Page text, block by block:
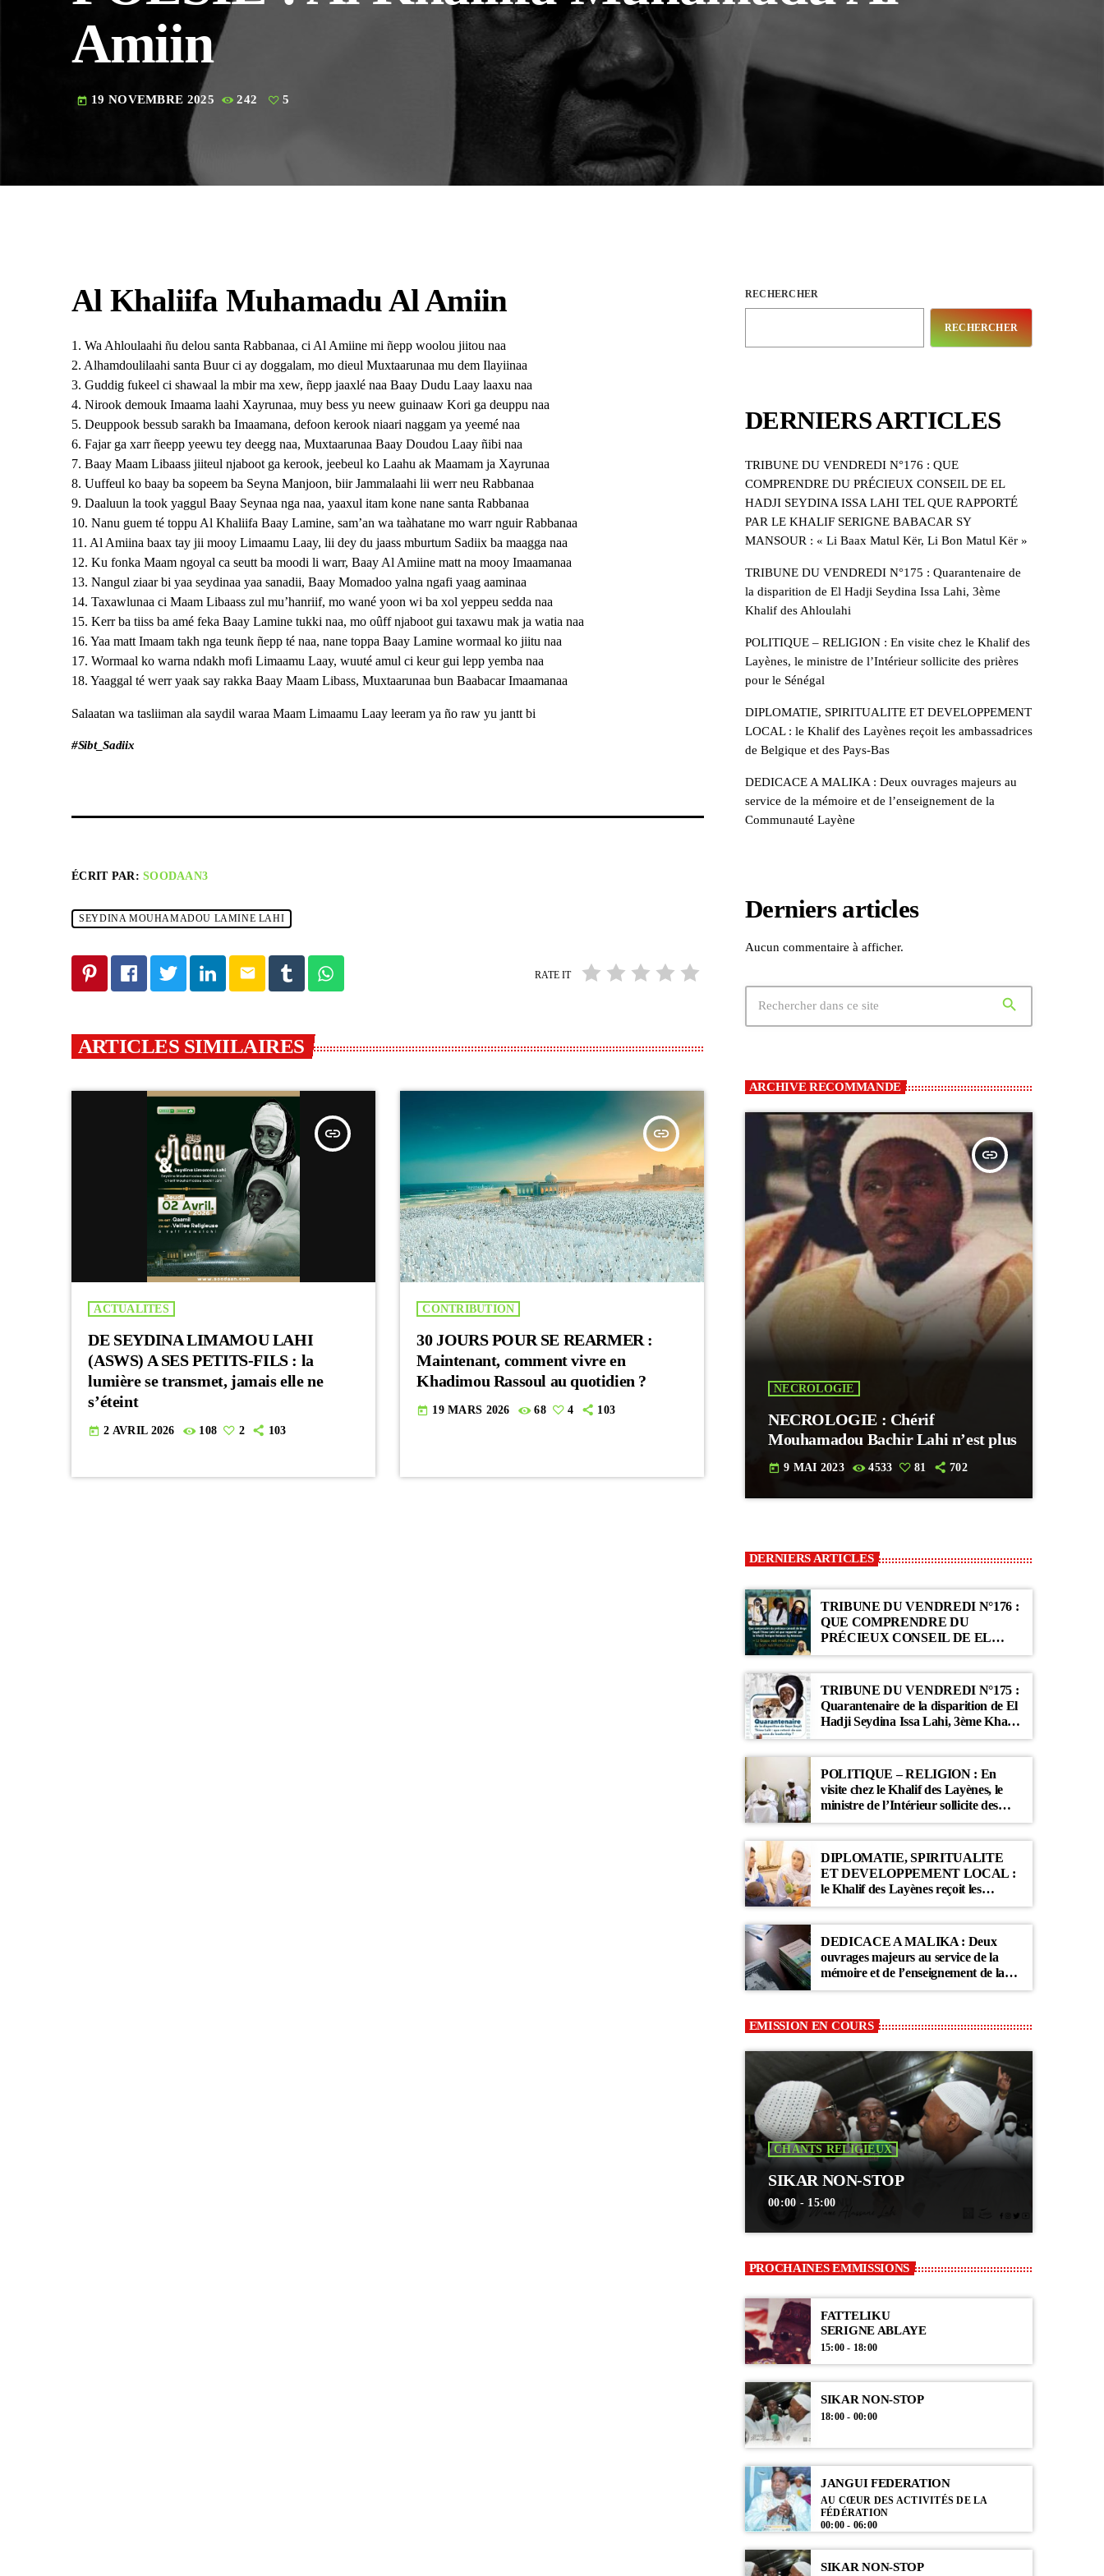
Amiin
today 19 NOVEMBRE 2025 242 5
Al Khaliifa Muhamadu Al Amiin
1. Wa Ahloulaahi ñu delou santa Rabbanaa, ci Al Amiine mi ñepp woolou jiitou naa
2. Alhamdoulilaahi santa Buur ci ay doggalam, mo dieul Muxtaarunaa mu dem Ilayiinaa
3. Guddig fukeel ci shawaal la mbir ma xew, ñepp jaaxlé naa Baay Dudu Laay laaxu naa
4. Nirook demouk Imaama laahi Xayrunaa, muy bess yu neew guinaaw Kori ga deuppu naa
5. Deuppook bessub sarakh ba Imaamana, defoon kerook niaari naggam ya yeemé naa
6. Fajar ga xarr ñeepp yeewu tey deegg naa, Muxtaarunaa Baay Doudou Laay ñibi naa
7. Baay Maam Libaass jiiteul njaboot ga kerook, jeebeul ko Laahu ak Maamam ja Xayrunaa
8. Uuffeul ko baay ba sopeem ba Seyna Manjoon, biir Jammalaahi lii werr neu Rabbanaa
9. Daaluun la took yaggul Baay Seynaa nga naa, yaaxul itam kone nane santa Rabbanaa
10. Nanu guem té toppu Al Khaliifa Baay Lamine, sam’an wa taàhatane mo warr nguir Rabbanaa
11. Al Amiina baax tay jii mooy Limaamu Laay, lii dey du jaass mburtum Sadiix ba maagga naa
12. Ku fonka Maam ngoyal ca seutt ba moodi li warr, Baay Al Amiine matt na mooy Imaamanaa
13. Nangul ziaar bi yaa seydinaa yaa sanadii, Baay Momadoo yalna ngafi yaag aaminaa
14. Taxawlunaa ci Maam Libaass zul mu’hanriif, mo wané yoon wi ba xol yeppeu sedda naa
15. Kerr ba tiiss ba amé feka Baay Lamine tukki naa, mo oûff njaboot gui taxawu mak ja watia naa
16. Yaa matt Imaam takh nga teunk ñepp té naa, nane toppa Baay Lamine wormaal ko jiitu naa
17. Wormaal ko warna ndakh mofi Limaamu Laay, wuuté amul ci keur gui lepp yemba naa
18. Yaaggal té werr yaak say rakka Baay Maam Libass, Muxtaarunaa bun Baabacar Imaamanaa
Salaatan wa tasliiman ala saydil waraa Maam Limaamu Laay leeram ya ño raw yu jantt bi
#Sibt_Sadiix
ÉCRIT PAR:SOODAAN3
SEYDINA MOUHAMADOU LAMINE LAHI
email RATE IT
ARTICLES SIMILAIRES
insert_link
ACTUALITES
DE SEYDINA LIMAMOU LAHI
(ASWS) A SES PETITS-FILS : la
lumière se transmet, jamais elle ne
s’éteint
today 2 AVRIL 2026 108 2 103
insert_link
CONTRIBUTION
30 JOURS POUR SE REARMER :
Maintenant, comment vivre en
Khadimou Rassoul au quotidien ?
today 19 MARS 2026 68 4 103
RECHERCHER
RECHERCHER
DERNIERS ARTICLES
TRIBUNE DU VENDREDI N°176 : QUE
COMPRENDRE DU PRÉCIEUX CONSEIL DE EL
HADJI SEYDINA ISSA LAHI TEL QUE RAPPORTÉ
PAR LE KHALIF SERIGNE BABACAR SY
MANSOUR : « Li Baax Matul Kër, Li Bon Matul Kër »
TRIBUNE DU VENDREDI N°175 : Quarantenaire de
la disparition de El Hadji Seydina Issa Lahi, 3ème
Khalif des Ahloulahi
POLITIQUE – RELIGION : En visite chez le Khalif des
Layènes, le ministre de l’Intérieur sollicite des prières
pour le Sénégal
DIPLOMATIE, SPIRITUALITE ET DEVELOPPEMENT
LOCAL : le Khalif des Layènes reçoit les ambassadrices
de Belgique et des Pays-Bas
DEDICACE A MALIKA : Deux ouvrages majeurs au
service de la mémoire et de l’enseignement de la
Communauté Layène
Derniers articles
Aucun commentaire à afficher.
search
ARCHIVE RECOMMANDE
insert_link
NECROLOGIE
NECROLOGIE : Chérif
Mouhamadou Bachir Lahi n’est plus
today 9 MAI 2023 4533 81 702
DERNIERS ARTICLES
TRIBUNE DU VENDREDI N°176 :
QUE COMPRENDRE DU
PRÉCIEUX CONSEIL DE EL
HADJI SEYDINA ISSA LAHI TEL
QUE RAPPORTÉ PAR LE
KHALIF SERIGNE BABACAR SY
MANSOUR : « Li Baax Matul Kër,
Li Bon Matul Kër »
TRIBUNE DU VENDREDI N°175 :
Quarantenaire de la disparition de El
Hadji Seydina Issa Lahi, 3ème Khalif
des Ahloulahi
POLITIQUE – RELIGION : En
visite chez le Khalif des Layènes, le
ministre de l’Intérieur sollicite des
prières pour le Sénégal
DIPLOMATIE, SPIRITUALITE
ET DEVELOPPEMENT LOCAL :
le Khalif des Layènes reçoit les
ambassadrices de Belgique et des
Pays-Bas
DEDICACE A MALIKA : Deux
ouvrages majeurs au service de la
mémoire et de l’enseignement de la
Communauté Layène
EMISSION EN COURS
CHANTS RELIGIEUX
SIKAR NON-STOP
00:00 - 15:00
PROCHAINES EMMISSIONS
FATTELIKU
SERIGNE ABLAYE
15:00 - 18:00
SIKAR NON-STOP
18:00 - 00:00
JANGUI FEDERATION
AU CŒUR DES ACTIVITÉS DE LA
FÉDÉRATION
00:00 - 06:00
SIKAR NON-STOP